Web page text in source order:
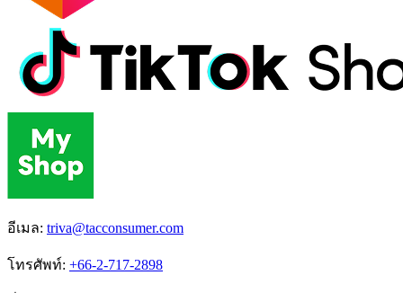
อีเมล: triva@tacconsumer.com
โทรศัพท์: +66-2-717-2898